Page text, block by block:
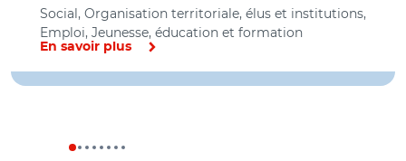
Social, Organisation territoriale, élus et institutions,
Emploi, Jeunesse, éducation et formation
En savoir plus